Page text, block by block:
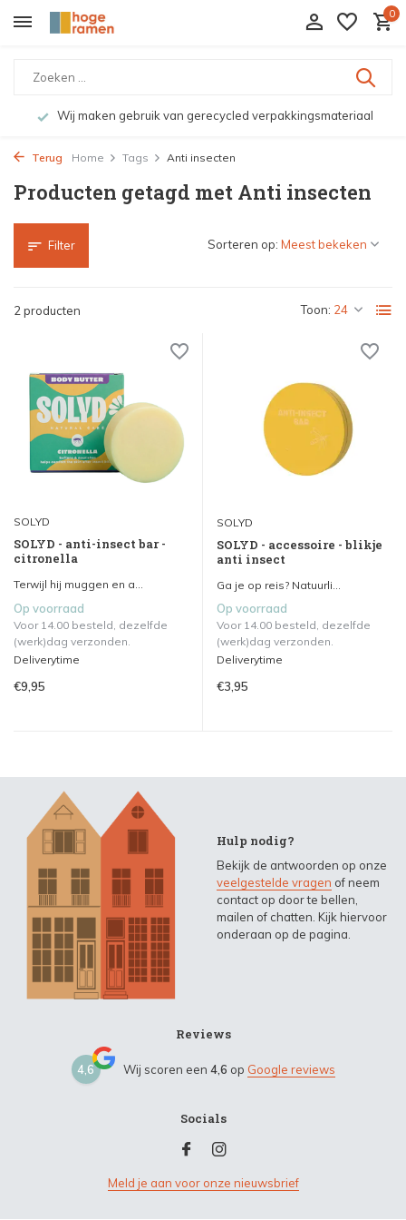
0
Wij maken gebruik van gerecycled verpakkingsmateriaal
Terug Home Tags Anti insecten
Producten getagd met Anti insecten
Filter
2 producten Toon:
Sorteren op:
SOLYD
SOLYD - anti-insect bar -
citronella
Terwijl hij muggen en a...
Op voorraad
Voor 14.00 besteld, dezelfde
(werk)dag verzonden.
Deliverytime
€9,95
SOLYD
SOLYD - accessoire - blikje
anti insect
Ga je op reis? Natuurli...
Op voorraad
Voor 14.00 besteld, dezelfde
(werk)dag verzonden.
Deliverytime
€3,95
Hulp nodig?
Bekijk de antwoorden op onze
veelgestelde vragen of neem
contact op door te bellen,
mailen of chatten. Kijk hiervoor
onderaan op de pagina.
Reviews
4,6 Wij scoren een 4,6 op Google reviews
Socials
Meld je aan voor onze nieuwsbrief